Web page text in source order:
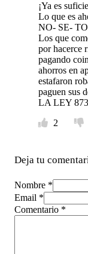
¡Ya es
Lo que es
NO- SE-
Los que
por hacerce
pagando
ahorros en
estafaron
paguen sus
LA LEY
2
Deja tu
Nombre *
Email *
Comentario *